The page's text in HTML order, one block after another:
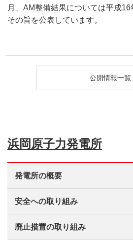
月、AM整備結果については平成16
その旨を公表しています。
公開情報一覧
浜岡原子力発電所
発電所の概要
安全への取り組み
廃止措置の取り組み